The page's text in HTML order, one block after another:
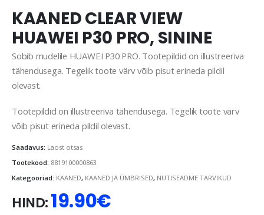
KAANED CLEAR VIEW
HUAWEI P30 PRO, SININE
Sobib mudelile HUAWEI P30 PRO. Tootepildid on illustreeriva
tähendusega. Tegelik toote värv võib pisut erineda pildil
olevast.
Tootepildid on illustreeriva tähendusega. Tegelik toote värv
võib pisut erineda pildil olevast.
Saadavus: Laost otsas
Tootekood: 8819100000863
Kategooriad: KAANED, KAANED JA ÜMBRISED, NUTISEADME TARVIKUD
HIND:19.90€